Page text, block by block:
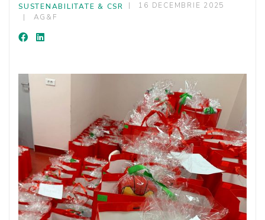
SUSTENABILITATE & CSR
16 DECEMBRIE 2025
AG&F